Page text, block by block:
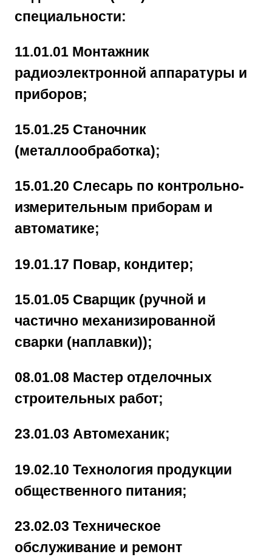
специальности:
11.01.01 Монтажник
радиоэлектронной аппаратуры и
приборов;
15.01.25 Станочник
(металлообработка);
15.01.20 Слесарь по контрольно-
измерительным приборам и
автоматике;
19.01.17 Повар, кондитер;
15.01.05 Сварщик (ручной и
частично механизированной
сварки (наплавки));
08.01.08 Мастер отделочных
строительных работ;
23.01.03 Автомеханик;
19.02.10 Технология продукции
общественного питания;
23.02.03 Техническое
обслуживание и ремонт